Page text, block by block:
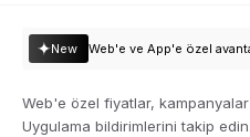
New Web'e ve App'e özel
Web'e özel fiyatlar,
Uygulama bildirimlerini takip edin.